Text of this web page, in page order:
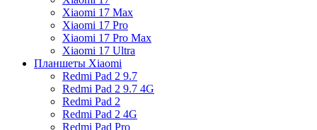
Xiaomi 17 Max
Xiaomi 17 Pro
Xiaomi 17 Pro Max
Xiaomi 17 Ultra
Планшеты Xiaomi
Redmi Pad 2 9.7
Redmi Pad 2 9.7 4G
Redmi Pad 2
Redmi Pad 2 4G
Redmi Pad Pro